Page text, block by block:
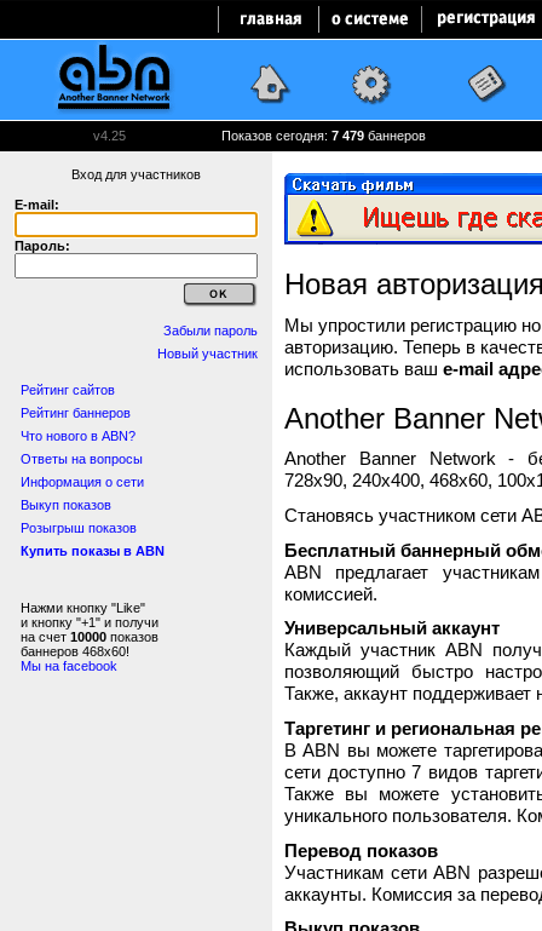
v4.25 Показов сегодня: 7 479 баннеров
Вход для участников
E-mail:
Пароль:
Забыли пароль
Новый участник
Рейтинг сайтов
Рейтинг баннеров
Что нового в ABN?
Ответы на вопросы
Информация о сети
Выкуп показов
Розыгрыш показов
Купить показы в ABN
Нажми кнопку "Like"
и кнопку "+1" и получи
на счет 10000 показов
баннеров 468x60!
Мы на facebook
Новая
Мы упростили регистрацию
авторизацию. Теперь в
использовать ваш e-mail
Another Banner
Another Banner Network -
728x90, 240x400, 468x60,
Становясь участником сети
Бесплатный баннерный
ABN предлагает
комиссией.
Универсальный аккаунт
Каждый участник ABN
позволяющий быстро
Также, аккаунт поддерживает
Таргетинг и региональная
В ABN вы можете
сети доступно 7 видов
Также вы можете
уникального пользователя.
Перевод показов
Участникам сети ABN
аккаунты. Комиссия за